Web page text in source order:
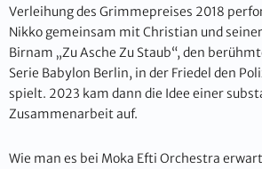
Verleihung des Grimmepreises 2018
Nikko gemeinsam mit Christian und
Birnam „Zu Asche Zu Staub“, den
Serie Babylon Berlin, in der Friedel den
spielt. 2023 kam dann die Idee einer
Zusammenarbeit auf.
Wie man es bei Moka Efti Orchestra